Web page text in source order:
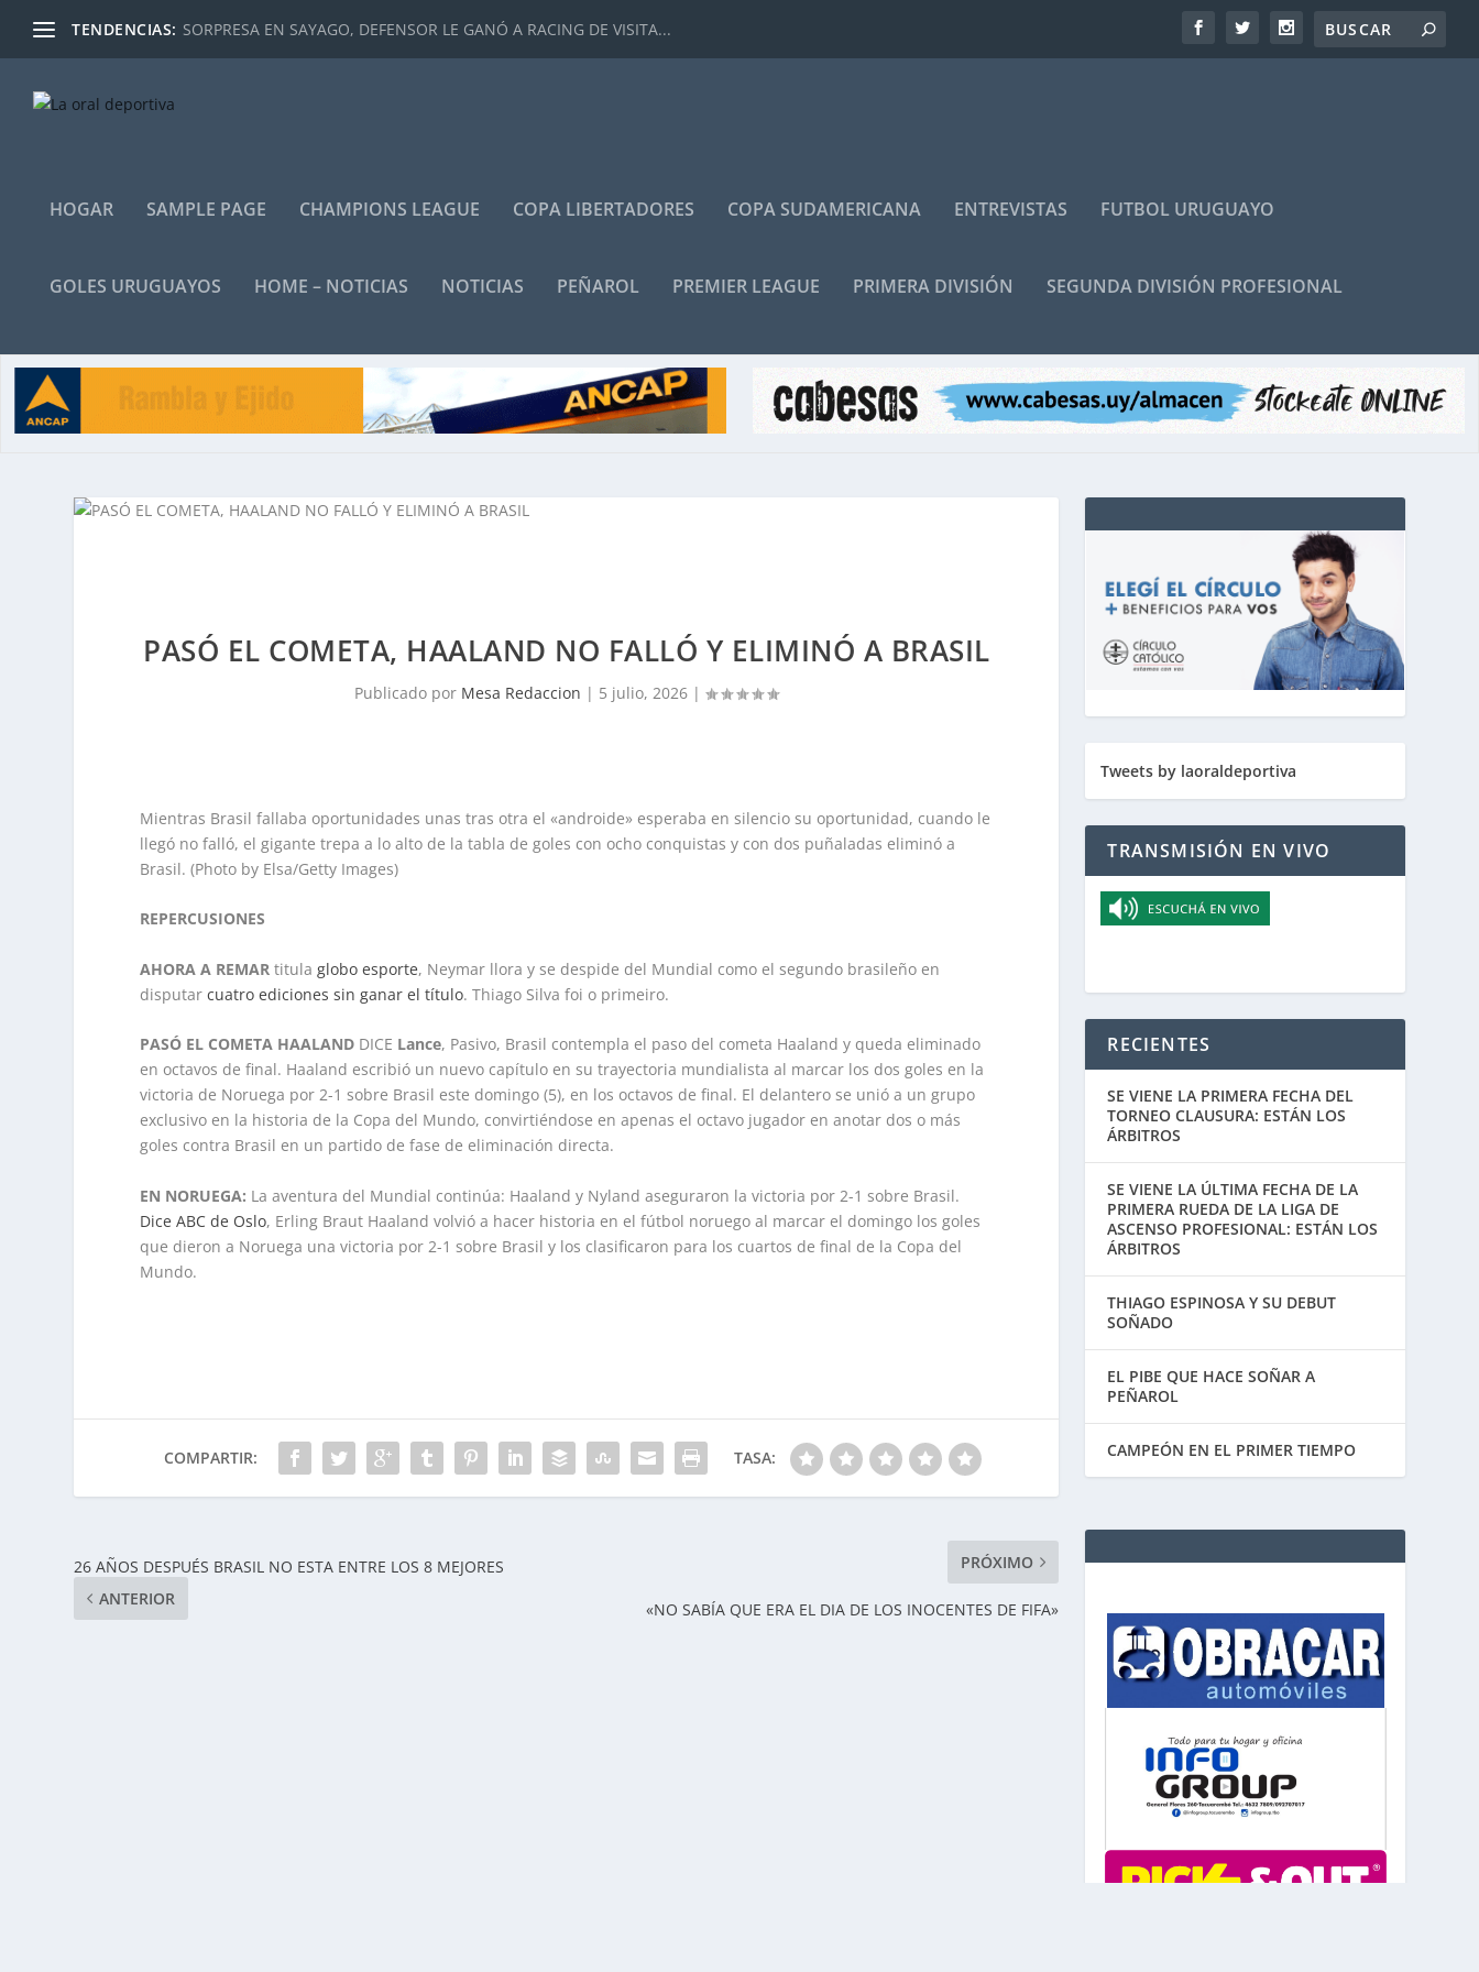
TENDENCIAS: SORPRESA EN SAYAGO, DEFENSOR LE GANÓ A RACING DE VISITA...
HOGAR SAMPLE PAGE CHAMPIONS LEAGUE COPA LIBERTADORES COPA SUDAMERICANA ENTREVISTAS FUTBOL URUGUAYO
GOLES URUGUAYOS HOME – NOTICIAS NOTICIAS PEÑAROL PREMIER LEAGUE PRIMERA DIVISIÓN SEGUNDA DIVISIÓN PROFESIONAL
PASÓ EL COMETA, HAALAND NO FALLÓ Y ELIMINÓ A BRASIL
Publicado por Mesa Redaccion | 5 julio, 2026 |
Mientras Brasil fallaba oportunidades unas tras otra el «androide» esperaba en silencio su oportunidad, cuando le
llegó no falló, el gigante trepa a lo alto de la tabla de goles con ocho conquistas y con dos puñaladas eliminó a
Brasil. (Photo by Elsa/Getty Images)
REPERCUSIONES
AHORA A REMAR titulaglobo esporte, Neymar llora y se despide del Mundial como el segundo brasileño en
disputar cuatro ediciones sin ganar el título. Thiago Silva foi o primeiro.
PASÓ EL COMETA HAALAND DICE Lance, Pasivo, Brasil contempla el paso del cometa Haaland y queda eliminado
en octavos de final. Haaland escribió un nuevo capítulo en su trayectoria mundialista al marcar los dos goles en la
victoria de Noruega por 2-1 sobre Brasil este domingo (5), en los octavos de final. El delantero se unió a un grupo
exclusivo en la historia de la Copa del Mundo, convirtiéndose en apenas el octavo jugador en anotar dos o más
goles contra Brasil en un partido de fase de eliminación directa.
EN NORUEGA: La aventura del Mundial continúa: Haaland y Nyland aseguraron la victoria por 2-1 sobre Brasil.
Dice ABC de Oslo, Erling Braut Haaland volvió a hacer historia en el fútbol noruego al marcar el domingo los goles
que dieron a Noruega una victoria por 2-1 sobre Brasil y los clasificaron para los cuartos de final de la Copa del
Mundo.
COMPARTIR: TASA:
26 AÑOS DESPUÉS BRASIL NO ESTA ENTRE LOS 8 MEJORES
ANTERIOR
PRÓXIMO
«NO SABÍA QUE ERA EL DIA DE LOS INOCENTES DE FIFA»
Tweets by laoraldeportiva
TRANSMISIÓN EN VIVO
RECIENTES
SE VIENE LA PRIMERA FECHA DEL
TORNEO CLAUSURA: ESTÁN LOS
ÁRBITROS
SE VIENE LA ÚLTIMA FECHA DE LA
PRIMERA RUEDA DE LA LIGA DE
ASCENSO PROFESIONAL: ESTÁN LOS
ÁRBITROS
THIAGO ESPINOSA Y SU DEBUT
SOÑADO
EL PIBE QUE HACE SOÑAR A
PEÑAROL
CAMPEÓN EN EL PRIMER TIEMPO